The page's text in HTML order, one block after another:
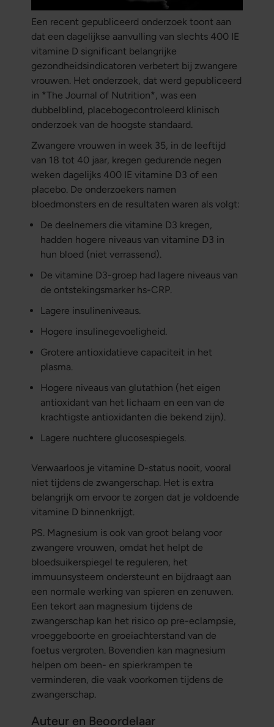
Een recent gepubliceerd onderzoek toont aan
dat een dagelijkse aanvulling van slechts 400 IE
vitamine D significant belangrijke
gezondheidsindicatoren verbetert bij zwangere
vrouwen. Het onderzoek, dat werd gepubliceerd
in *The Journal of Nutrition*, was een
dubbelblind, placebogecontroleerd klinisch
onderzoek van de hoogste standaard.
Zwangere vrouwen in week 35, in de leeftijd
van 18 tot 40 jaar, kregen gedurende negen
weken dagelijks 400 IE vitamine D3 of een
placebo. De onderzoekers namen
bloedmonsters en de resultaten waren als volgt:
De deelnemers die vitamine D3 kregen,
hadden hogere niveaus van vitamine D3 in
hun bloed (niet verrassend).
De vitamine D3-groep had lagere niveaus van
de ontstekingsmarker hs-CRP.
Lagere insulineniveaus.
Hogere insulinegevoeligheid.
Grotere antioxidatieve capaciteit in het
plasma.
Hogere niveaus van glutathion (het eigen
antioxidant van het lichaam en een van de
krachtigste antioxidanten die bekend zijn).
Lagere nuchtere glucosespiegels.
Verwaarloos je vitamine D-status nooit, vooral
niet tijdens de zwangerschap. Het is extra
belangrijk om ervoor te zorgen dat je voldoende
vitamine D binnenkrijgt.
PS. Magnesium is ook van groot belang voor
zwangere vrouwen, omdat het helpt de
bloedsuikerspiegel te reguleren, het
immuunsysteem ondersteunt en bijdraagt aan
een normale werking van spieren en zenuwen.
Een tekort aan magnesium tijdens de
zwangerschap kan het risico op pre-eclampsie,
vroeggeboorte en groeiachterstand van de
foetus vergroten. Bovendien kan magnesium
helpen om been- en spierkrampen te
verminderen, die vaak voorkomen tijdens de
zwangerschap.
Auteur en Beoordelaar